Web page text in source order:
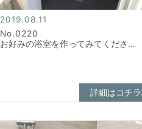
2019.08.11
No.0220
お好みの浴室を作ってみてくださ...
詳細はコチラ